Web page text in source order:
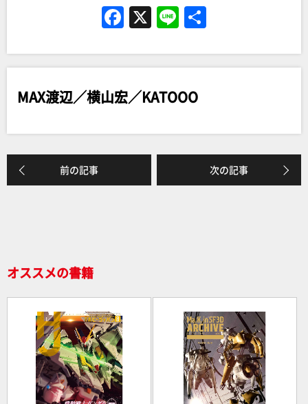
F
a
c
e
b
o
o
X Li
n
e
MAX渡辺／横山宏／KATOOO
前の記事 次の記事
オススメの書籍